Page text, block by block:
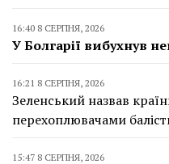
16:40 8 СЕРПНЯ, 2026
У Болгарії вибухнув
16:21 8 СЕРПНЯ, 2026
Зеленський назвав
перехоплювачами
15:47 8 СЕРПНЯ, 2026